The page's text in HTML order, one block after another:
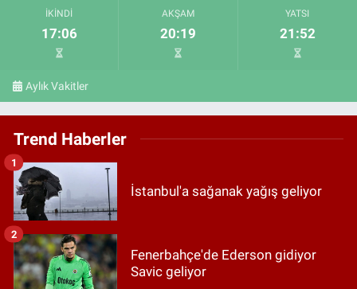
İKINDI
17:06
AKŞAM
20:19
YATSI
21:52
Aylık Vakitler
Trend Haberler
İstanbul'a sağanak yağış geliyor
1
Fenerbahçe'de Ederson gidiyor
Savic geliyor
2